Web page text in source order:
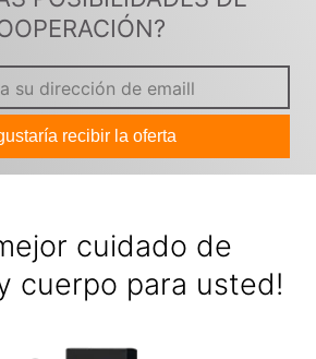
recibir la oferta
cuidado de
cuerpo para usted!